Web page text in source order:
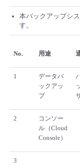
- Flexible Remote
本バックアップシ
す。
No. 用途
1
データバ
ックアッ
プ
2
コンソー
ル（Cloud
Console）
3